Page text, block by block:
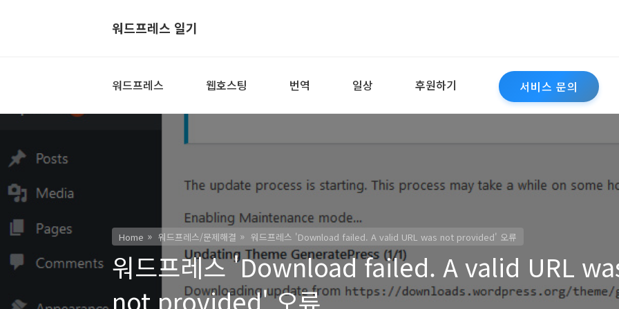
워드프레스 일기
워드프레스 웹호스팅 번역 일상 후원하기 서비스 문의
Home 워드프레스/문제해결 워드프레스 'Download failed. A valid URL was not provided' 오류
워드프레스 'Download failed. A valid URL
not provided' 오류